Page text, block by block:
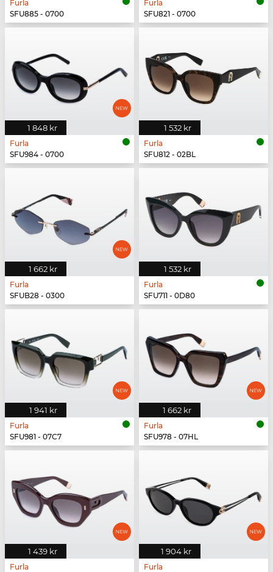
Furla
SFU885 - 0700
Furla
SFU821 - 0700
1 848 kr
Furla
SFU984 - 0700
1 532 kr
Furla
SFU812 - 02BL
1 662 kr
Furla
SFUB28 - 0300
1 532 kr
Furla
SFU711 - 0D80
1 941 kr
Furla
SFU981 - 07C7
1 662 kr
Furla
SFU978 - 07HL
1 439 kr
Furla
1 904 kr
Furla